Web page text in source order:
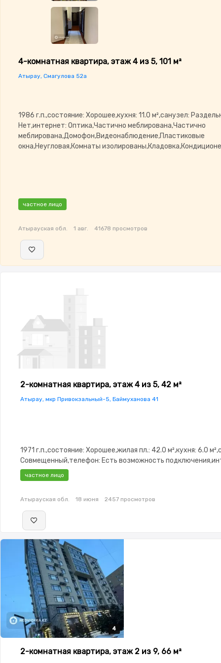
4-комнатная квартира, этаж 4 из 5, 101 м²
Атырау, Смагулова 52а
1986 г.п.,состояние: Хорошее,кухня: 11.0 м²,санузел:
Нет,интернет: Оптика,Частично меблирована,Частично
меблирована,Домофон,Видеонаблюдение,Пластиковые
окна,Неугловая,Комнаты
частное лицо
Атырауская обл. 1 авг. 41678 просмотров
2-комнатная квартира, этаж 4 из 5, 42 м²
Атырау, мкр Привокзальный-5, Баймуханова 41
1971 г.п.,состояние: Хорошее,жилая пл.: 42.0 м²,кухня: 6.0
Совмещенный,телефон: Есть возможность
Через TV кабель,Частично меблирована,Частично
Рядом охраняемая стоянка,Счётчики
частное лицо
Атырауская обл. 18 июня 2457 просмотров
4
4
4
4
2-комнатная квартира, этаж 2 из 9, 66 м²